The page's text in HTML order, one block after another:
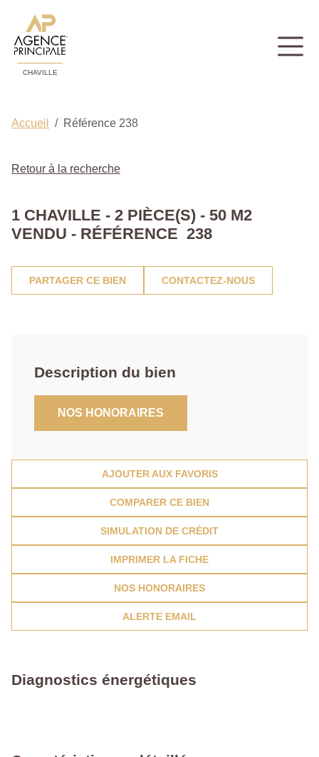
CHAVILLE
Accueil Référence 238
Retour à la recherche
1 CHAVILLE - 2 PIÈCE(S) - 50 M2
VENDU - RÉFÉRENCE 238
PARTAGER CE BIEN CONTACTEZ-NOUS
Description du bien
NOS HONORAIRES
AJOUTER AUX FAVORIS
COMPARER CE BIEN
SIMULATION DE CRÉDIT
IMPRIMER LA FICHE
NOS HONORAIRES
ALERTE EMAIL
Diagnostics énergétiques